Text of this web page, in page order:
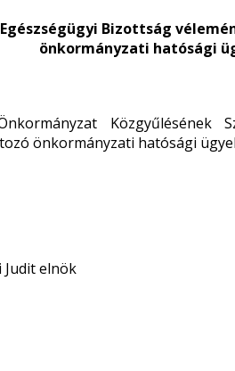
Egészségügyi Bizottság
önkormányzati hatósági
Közgyűlésének
önkormányzati hatósági
Judit elnök